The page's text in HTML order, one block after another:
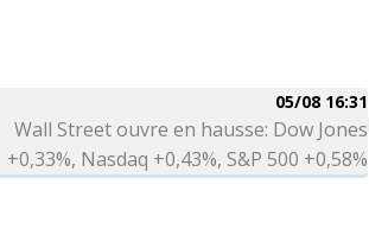
05/08 16:31
Wall Street ouvre en hausse: Dow Jones
+0,33%, Nasdaq +0,43%, S&P 500 +0,58%